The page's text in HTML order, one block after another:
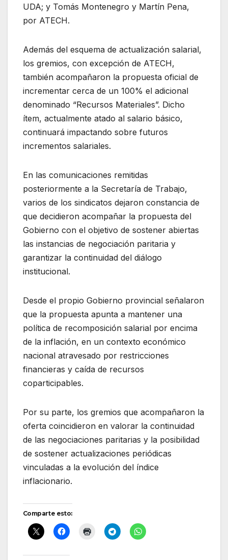
UDA; y Tomás Montenegro y Martín Pena,
por ATECH.
Además del esquema de actualización salarial,
los gremios, con excepción de ATECH,
también acompañaron la propuesta oficial de
incrementar cerca de un 100% el adicional
denominado “Recursos Materiales”. Dicho
ítem, actualmente atado al salario básico,
continuará impactando sobre futuros
incrementos salariales.
En las comunicaciones remitidas
posteriormente a la Secretaría de Trabajo,
varios de los sindicatos dejaron constancia de
que decidieron acompañar la propuesta del
Gobierno con el objetivo de sostener abiertas
las instancias de negociación paritaria y
garantizar la continuidad del diálogo
institucional.
Desde el propio Gobierno provincial señalaron
que la propuesta apunta a mantener una
política de recomposición salarial por encima
de la inflación, en un contexto económico
nacional atravesado por restricciones
financieras y caída de recursos
coparticipables.
Por su parte, los gremios que acompañaron la
oferta coincidieron en valorar la continuidad
de las negociaciones paritarias y la posibilidad
de sostener actualizaciones periódicas
vinculadas a la evolución del índice
inflacionario.
Comparte esto: